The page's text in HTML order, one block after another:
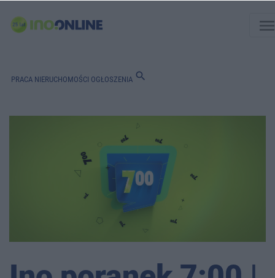
PRACA NIERUCHOMOŚCI OGŁOSZENIA search